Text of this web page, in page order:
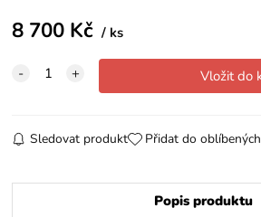
8 700 Kč ks
Sledovat produkt Přidat do oblíbených
Popis produktu